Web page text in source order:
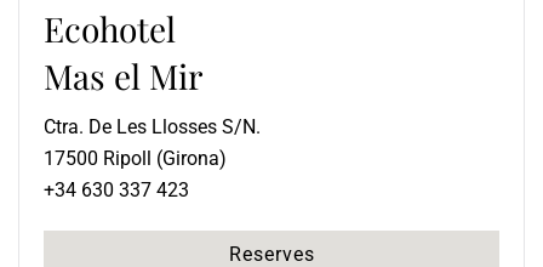
Ecohotel
Mas el Mir
Ctra. De Les Llosses S/N.
17500 Ripoll (Girona)
+34 630 337 423
Reserves